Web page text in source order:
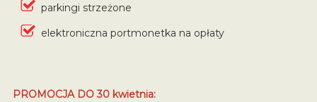
parkingi strzeżone
elektroniczna portmonetka na opłaty
PROMOCJA DO 30 kwietnia: